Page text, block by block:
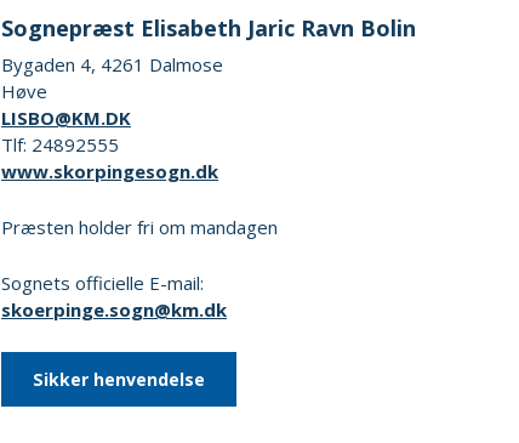
Sognepræst Elisabeth Jaric Ravn Bolin
Bygaden 4, 4261 Dalmose
Høve
LISBO@KM.DK
Tlf: 24892555
www.skorpingesogn.dk
Præsten holder fri om mandagen
Sognets officielle E-mail:
skoerpinge.sogn@km.dk
Sikker henvendelse